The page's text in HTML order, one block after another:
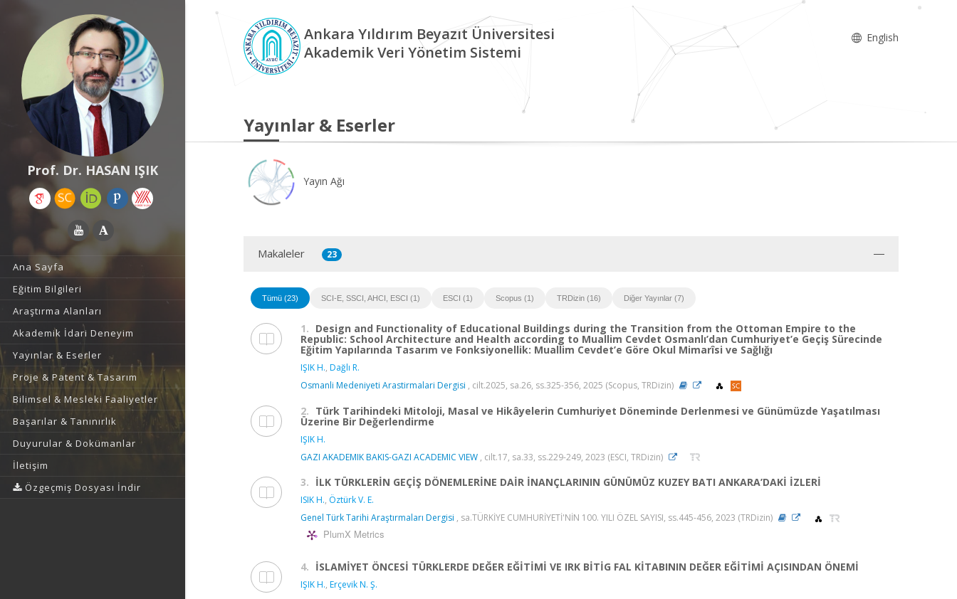
Prof. Dr. HASAN IŞIK
Ana Sayfa
Eğitim Bilgileri
Araştırma Alanları
Akademik İdari Deneyim
Yayınlar & Eserler
Proje & Patent & Tasarım
Bilimsel & Mesleki Faaliyetler
Başarılar & Tanınırlık
Duyurular & Dokümanlar
İletişim
Özgeçmiş Dosyası İndir
Ankara Yıldırım Beyazıt Üniversitesi
Akademik Veri Yönetim Sistemi
English
Yayınlar & Eserler
Yayın Ağı
Makaleler 23
Tümü (23) SCI-E, SSCI, AHCI, ESCI (1) ESCI (1) Scopus (1) TRDizin (16) Diğer Yayınlar (7)
1. Design and Functionality of Educational Buildings during the Transition from the Ottoman Empire to the
Republic: School Architecture and Health according to Muallim Cevdet Osmanlı’dan Cumhuriyet’e Geçiş Sürecinde
Eğitim Yapılarında Tasarım ve Fonksiyonellik: Muallim Cevdet’e Göre Okul Mimarîsi ve Sağlığı
IŞIK H., Dağlı R.
Osmanli Medeniyeti Arastirmalari Dergisi , cilt.2025, sa.26, ss.325-356, 2025 (Scopus, TRDizin)
2. Türk Tarihindeki Mitoloji, Masal ve Hikâyelerin Cumhuriyet Döneminde Derlenmesi ve Günümüzde Yaşatılması
Üzerine Bir Değerlendirme
IŞIK H.
GAZI AKADEMIK BAKIS-GAZI ACADEMIC VIEW , cilt.17, sa.33, ss.229-249, 2023 (ESCI, TRDizin)
3. İLK TÜRKLERİN GEÇİŞ DÖNEMLERİNE DAİR İNANÇLARININ GÜNÜMÜZ KUZEY BATI ANKARA’DAKİ İZLERİ
ISIK H., Öztürk V. E.
Genel Türk Tarihi Araştırmaları Dergisi , sa.TÜRKİYE CUMHURİYETİ'NİN 100. YILI ÖZEL SAYISI, ss.445-456, 2023 (TRDizin)
PlumX Metrics
4. İSLAMİYET ÖNCESİ TÜRKLERDE DEĞER EĞİTİMİ VE IRK BİTİG FAL KİTABININ DEĞER EĞİTİMİ AÇISINDAN ÖNEMİ
IŞIK H., Erçevik N. Ş.